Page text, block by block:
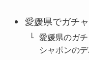
愛媛県でガチ
愛媛県のガ
シャポンの